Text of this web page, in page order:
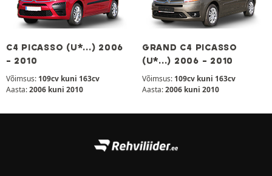
C4 PICASSO (U*...) 2006
- 2010
Võimsus: 109cv kuni 163cv
Aasta:2006 kuni 2010
GRAND C4 PICASSO
(U*...) 2006 - 2010
Võimsus: 109cv kuni 163cv
Aasta:2006 kuni 2010